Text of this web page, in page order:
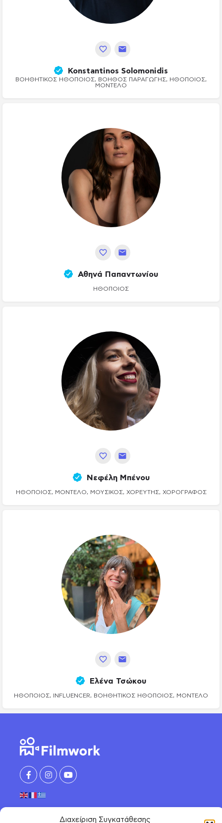
Διαχείριση Συγκατάθεσης
Konstantinos Solomonidis
ΒΟΗΘΗΤΙΚΌΣ ΗΘΟΠΟΙΌΣ, ΒΟΗΘΌΣ ΠΑΡΑΓΩΓΉΣ, ΗΘΟΠΟΙΌΣ,
ΜΟΝΤΈΛΟ
Αθηνά Παπαντωνίου
ΗΘΟΠΟΙΌΣ
Νεφέλη Μπένου
ΗΘΟΠΟΙΌΣ, ΜΟΝΤΈΛΟ, ΜΟΥΣΙΚΌΣ, ΧΟΡΕΥΤΉΣ, ΧΟΡΟΓΡΆΦΟΣ
Ελένα Τσώκου
ΗΘΟΠΟΙΌΣ, INFLUENCER, ΒΟΗΘΗΤΙΚΌΣ ΗΘΟΠΟΙΌΣ, ΜΟΝΤΈΛΟ